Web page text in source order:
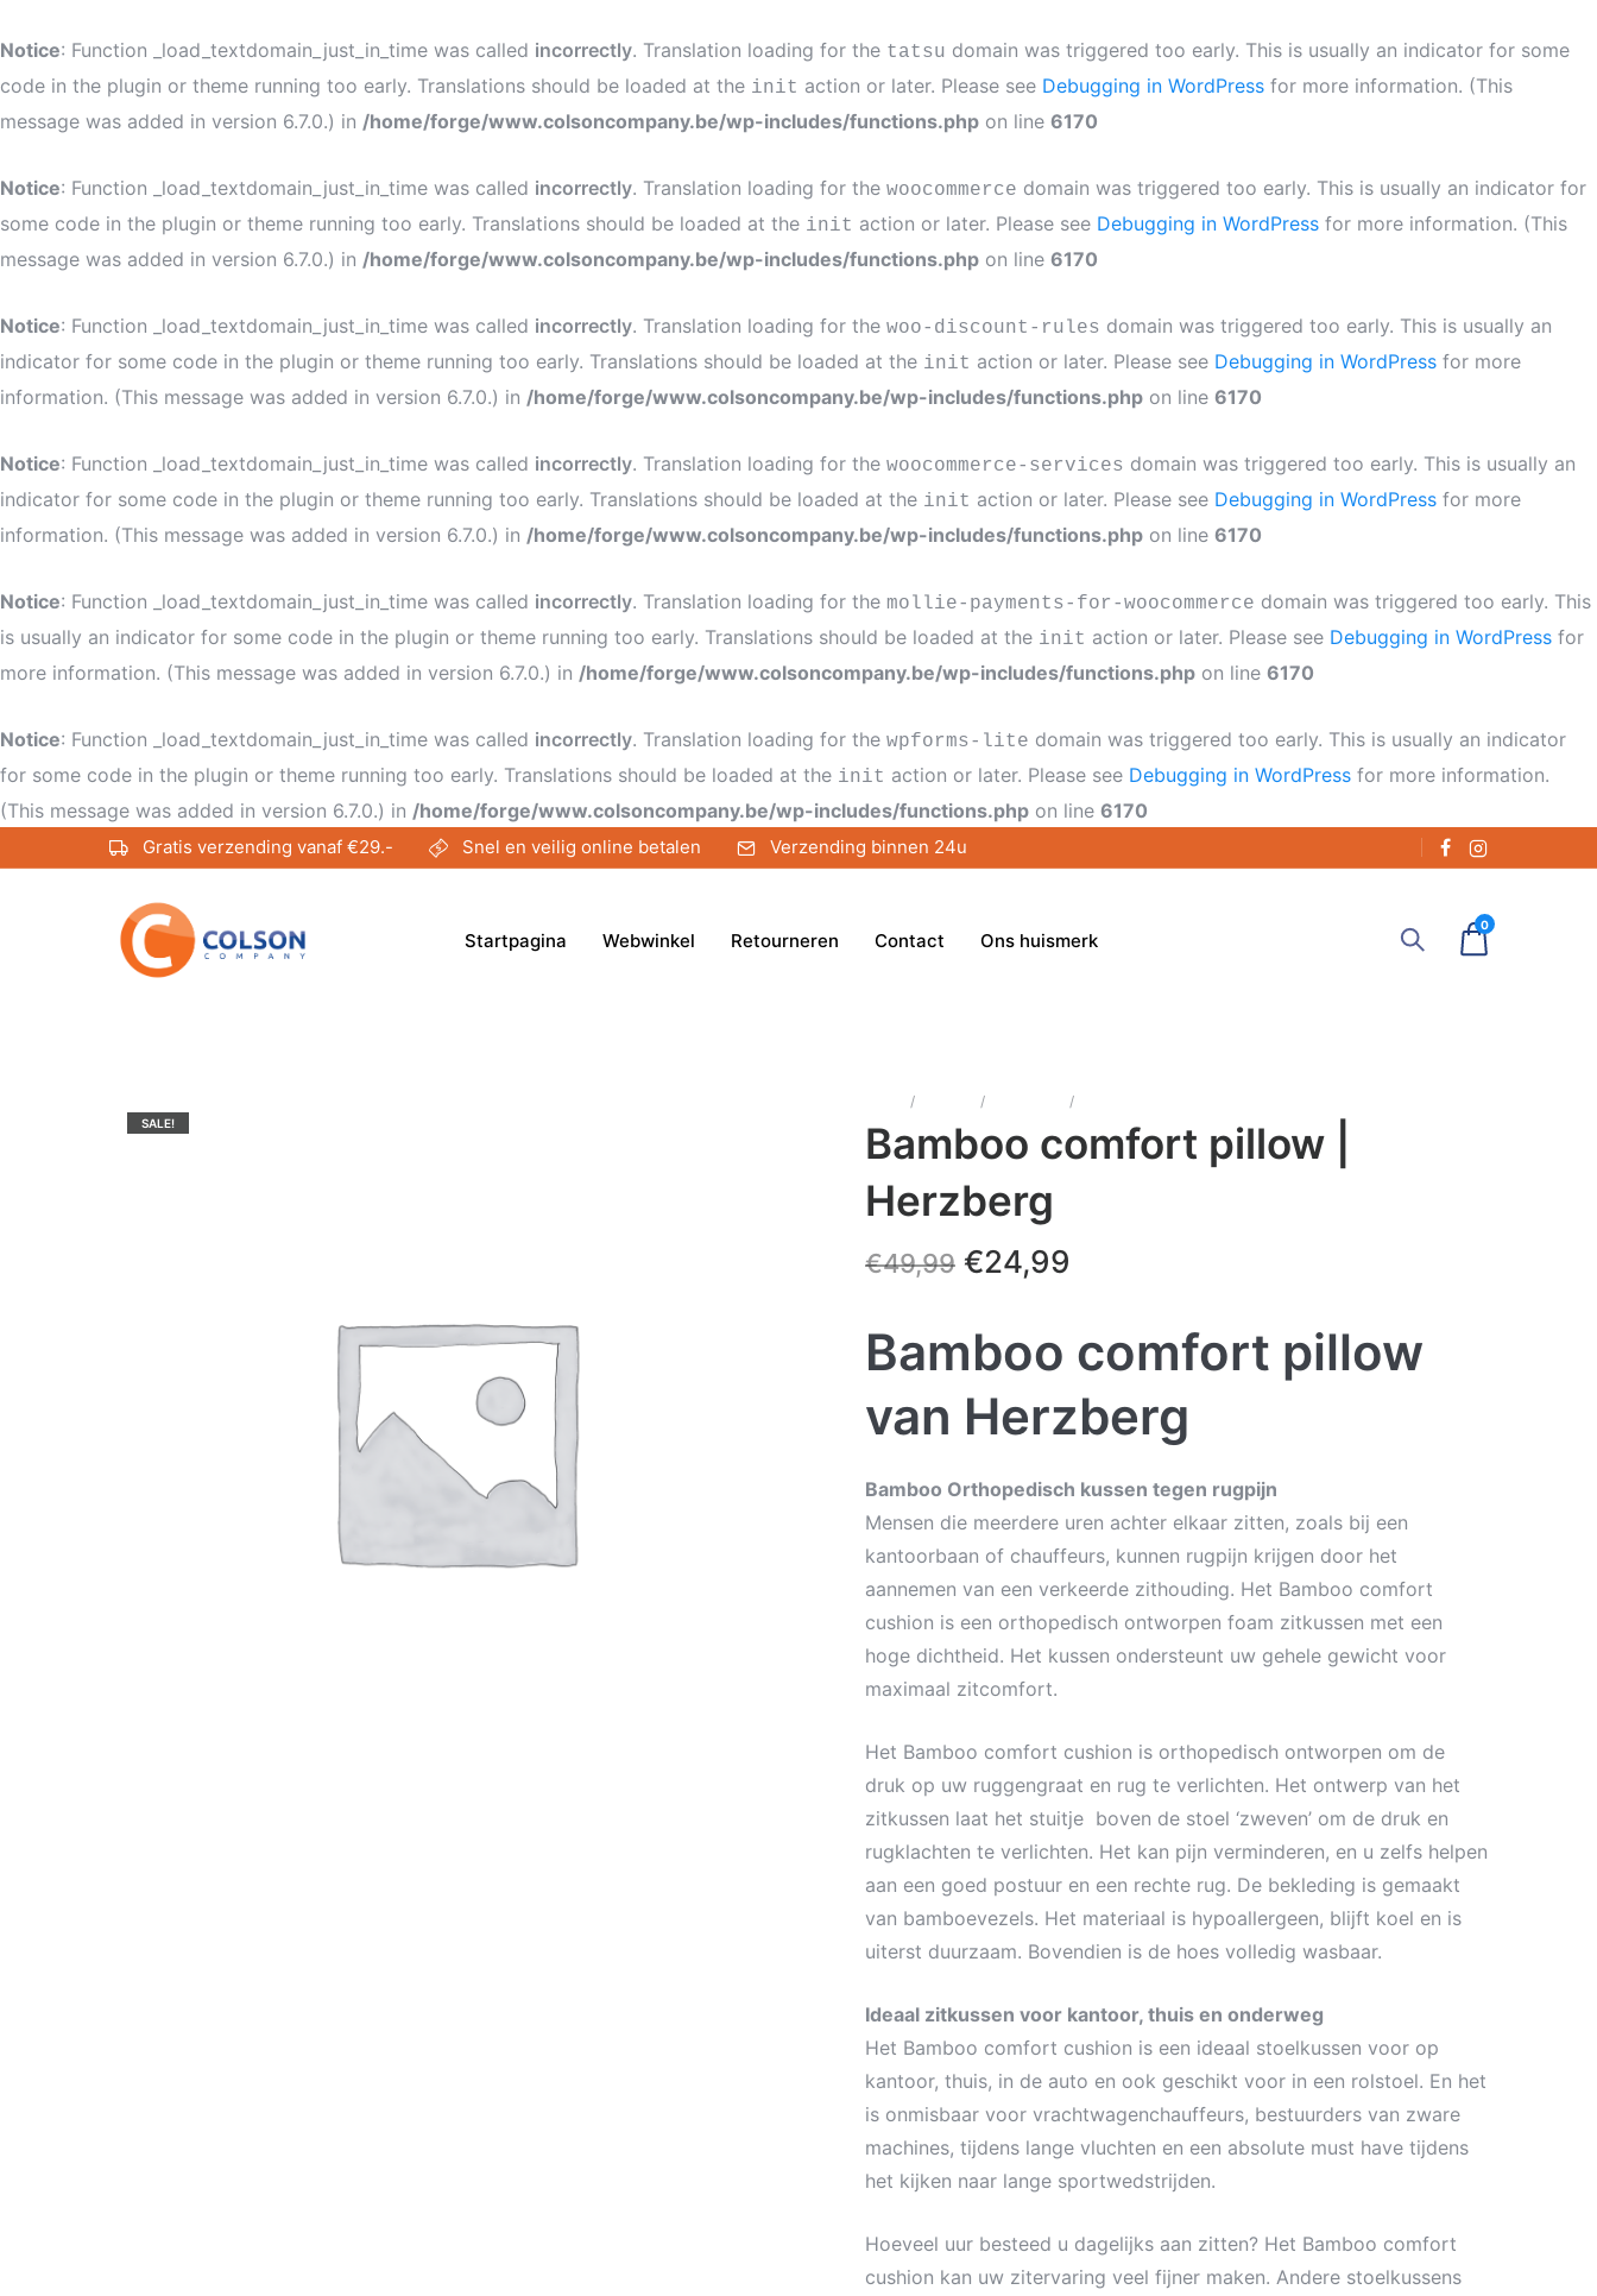
Notice: Function _load_textdomain_just_in_time was called incorrectly. Translation loading for the tatsu domain was triggered too early. This is usually an indicator for some
code in the plugin or theme running too early. Translations should be loaded at the init action or later. Please see Debugging in WordPress for more information. (This
message was added in version 6.7.0.) in /home/forge/www.colsoncompany.be/wp-includes/functions.php on line 6170
Notice: Function _load_textdomain_just_in_time was called incorrectly. Translation loading for the woocommerce domain was triggered too early. This is usually an indicator for
some code in the plugin or theme running too early. Translations should be loaded at the init action or later. Please see Debugging in WordPress for more information. (This
message was added in version 6.7.0.) in /home/forge/www.colsoncompany.be/wp-includes/functions.php on line 6170
Notice: Function _load_textdomain_just_in_time was called incorrectly. Translation loading for the woo-discount-rules domain was triggered too early. This is usually an
indicator for some code in the plugin or theme running too early. Translations should be loaded at the init action or later. Please see Debugging in WordPress for more
information. (This message was added in version 6.7.0.) in /home/forge/www.colsoncompany.be/wp-includes/functions.php on line 6170
Notice: Function _load_textdomain_just_in_time was called incorrectly. Translation loading for the woocommerce-services domain was triggered too early. This is usually an
indicator for some code in the plugin or theme running too early. Translations should be loaded at the init action or later. Please see Debugging in WordPress for more
information. (This message was added in version 6.7.0.) in /home/forge/www.colsoncompany.be/wp-includes/functions.php on line 6170
Notice: Function _load_textdomain_just_in_time was called incorrectly. Translation loading for the mollie-payments-for-woocommerce domain was triggered too early. This
is usually an indicator for some code in the plugin or theme running too early. Translations should be loaded at the init action or later. Please see Debugging in WordPress for
more information. (This message was added in version 6.7.0.) in /home/forge/www.colsoncompany.be/wp-includes/functions.php on line 6170
Notice: Function _load_textdomain_just_in_time was called incorrectly. Translation loading for the wpforms-lite domain was triggered too early. This is usually an indicator
for some code in the plugin or theme running too early. Translations should be loaded at the init action or later. Please see Debugging in WordPress for more information.
(This message was added in version 6.7.0.) in /home/forge/www.colsoncompany.be/wp-includes/functions.php on line 6170
Gratis verzending vanaf €29.- Snel en veilig online betalen Verzending binnen 24u
Startpagina Webwinkel Retourneren Contact Ons huismerk
0
SALE!
/ / /
Bamboo comfort pillow |
Herzberg
€49,99 €24,99
Bamboo comfort pillow
van Herzberg
Bamboo Orthopedisch kussen tegen rugpijn
Mensen die meerdere uren achter elkaar zitten, zoals bij een
kantoorbaan of chauffeurs, kunnen rugpijn krijgen door het
aannemen van een verkeerde zithouding. Het Bamboo comfort
cushion is een orthopedisch ontworpen foam zitkussen met een
hoge dichtheid. Het kussen ondersteunt uw gehele gewicht voor
maximaal zitcomfort.
Het Bamboo comfort cushion is orthopedisch ontworpen om de
druk op uw ruggengraat en rug te verlichten. Het ontwerp van het
zitkussen laat het stuitje boven de stoel ‘zweven’ om de druk en
rugklachten te verlichten. Het kan pijn verminderen, en u zelfs helpen
aan een goed postuur en een rechte rug. De bekleding is gemaakt
van bamboevezels. Het materiaal is hypoallergeen, blijft koel en is
uiterst duurzaam. Bovendien is de hoes volledig wasbaar.
Ideaal zitkussen voor kantoor, thuis en onderweg
Het Bamboo comfort cushion is een ideaal stoelkussen voor op
kantoor, thuis, in de auto en ook geschikt voor in een rolstoel. En het
is onmisbaar voor vrachtwagenchauffeurs, bestuurders van zware
machines, tijdens lange vluchten en een absolute must have tijdens
het kijken naar lange sportwedstrijden.
Hoeveel uur besteed u dagelijks aan zitten? Het Bamboo comfort
cushion kan uw zitervaring veel fijner maken. Andere stoelkussens